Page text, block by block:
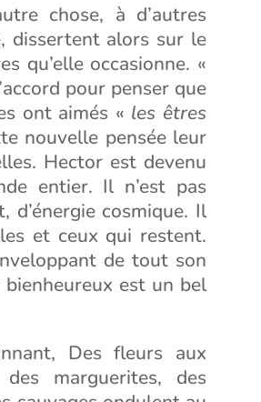
chose, à d’autres
dissertent alors sur le
qu’elle occasionne. «
pour penser que
ont aimés « les êtres
nouvelle pensée leur
Hector est devenu
entier. Il n’est pas
d’énergie cosmique. Il
et ceux qui restent.
de tout son
est un bel
Des fleurs aux
marguerites, des